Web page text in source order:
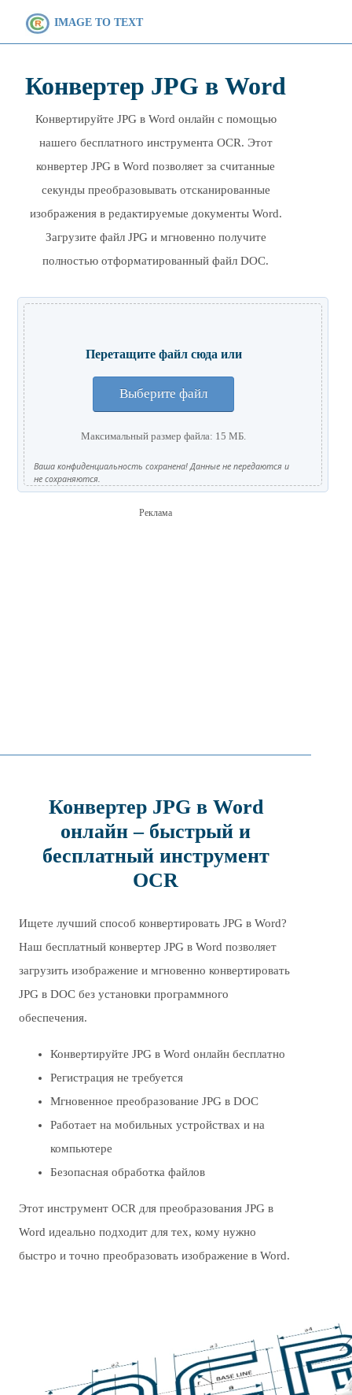
IMAGE TO TEXT
Конвертер JPG в Word
Конвертируйте JPG в Word онлайн с помощью
нашего бесплатного инструмента OCR. Этот
конвертер JPG в Word позволяет за считанные
секунды преобразовывать отсканированные
изображения в редактируемые документы Word.
Загрузите файл JPG и мгновенно получите
полностью отформатированный файл DOC.
Перетащите файл сюда или
Выберите файл
Максимальный размер файла: 15 МБ.
Ваша конфиденциальность сохранена! Данные не передаются и
не сохраняются.
Реклама
Конвертер JPG в Word
онлайн – быстрый и
бесплатный инструмент
OCR
Ищете лучший способ конвертировать JPG в Word?
Наш бесплатный конвертер JPG в Word позволяет
загрузить изображение и мгновенно конвертировать
JPG в DOC без установки программного
обеспечения.
Конвертируйте JPG в Word онлайн бесплатно
Регистрация не требуется
Мгновенное преобразование JPG в DOC
Работает на мобильных устройствах и на
компьютере
Безопасная обработка файлов
Этот инструмент OCR для преобразования JPG в
Word идеально подходит для тех, кому нужно
быстро и точно преобразовать изображение в Word.